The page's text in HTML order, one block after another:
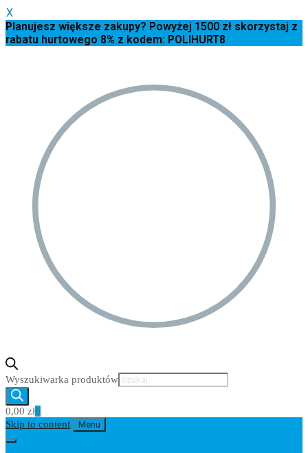
X
Planujesz większe zakupy? Powyżej 1500 zł skorzystaj z
rabatu hurtowego 8% z kodem: POLIHURT8
Wyszukiwarka produktów
0,00 zł0
Skip to content
Menu